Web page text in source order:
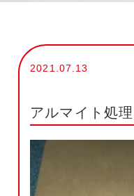
2021.07.13
アルマイト処